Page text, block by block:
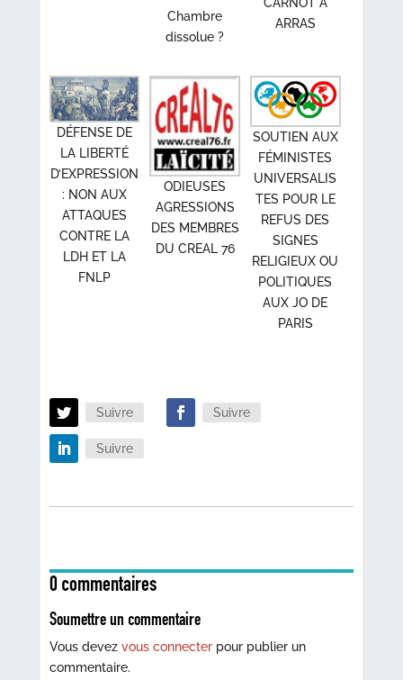
Chambre
dissolue ?
ARRAS
DÉFENSE DE
LA LIBERTÉ
D’EXPRESSION
: NON AUX
ATTAQUES
CONTRE LA
LDH ET LA
FNLP
ODIEUSES
AGRESSIONS
DES MEMBRES
DU CREAL 76
SOUTIEN AUX
FÉMINISTES
UNIVERSALIS
TES POUR LE
REFUS DES
SIGNES
RELIGIEUX OU
POLITIQUES
AUX JO DE
PARIS
Suivre Suivre
Suivre
0 commentaires
Soumettre un commentaire
Vous devez vous connecterpour publier un
commentaire.